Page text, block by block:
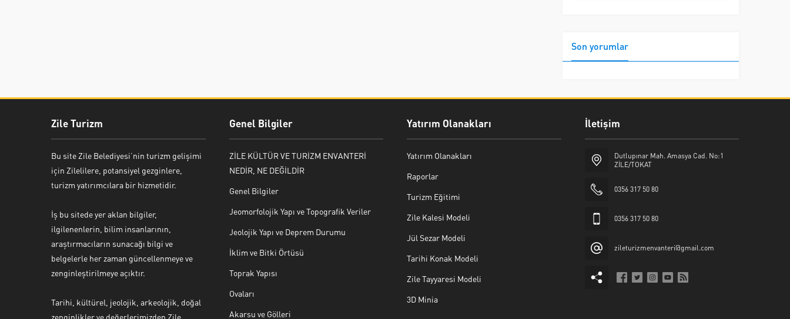
Son yorumlar
Zile Turizm
Bu site Zile Belediyesi’nin turizm gelişimi
için Zilelilere, potansiyel gezginlere,
turizm yatırımcılara bir hizmetidir.
İş bu sitede yer aklan bilgiler,
ilgilenenlerin, bilim insanlarının,
araştırmacıların sunacağı bilgi ve
belgelerle her zaman güncellenmeye ve
zenginleştirilmeye açıktır.
Tarihi, kültürel, jeolojik, arkeolojik, doğal
zenginlikler ve değerlerimizden Zile
Genel Bilgiler
ZİLE KÜLTÜR VE TURİZM ENVANTERİ
NEDİR, NE DEĞİLDİR
Genel Bilgiler
Jeomorfolojik Yapı ve Topografik Veriler
Jeolojik Yapı ve Deprem Durumu
İklim ve Bitki Örtüsü
Toprak Yapısı
Ovaları
Akarsu ve Gölleri
Yatırım Olanakları
Yatırım Olanakları
Raporlar
Turizm Eğitimi
Zile Kalesi Modeli
Jül Sezar Modeli
Tarihi Konak Modeli
Zile Tayyaresi Modeli
3D Minia
İletişim
Dutlupınar Mah. Amasya Cad. No:1
ZİLE/TOKAT
0356 317 50 80
0356 317 50 80
zileturizmenvanteri@gmail.com